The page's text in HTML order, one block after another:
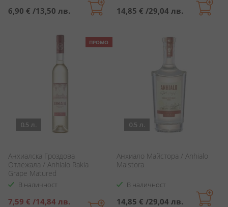
6,90 € /13,50 лв. 14,85 € /29,04 лв.
ПРОМО
0.5 л.
Анхиалска Гроздова
Отлежала / Anhialo Rakia
Grape Matured
В наличност
Специална
7,59 € /14,84 лв.
0.5 л.
Анхиало Майстора / Anhialo
Maistora
В наличност
14,85 € /29,04 лв.